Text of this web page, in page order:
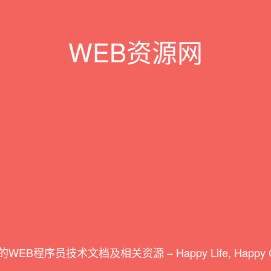
WEB资源网
WEB程序员技术文档及相关资源 – Happy Life, Happy